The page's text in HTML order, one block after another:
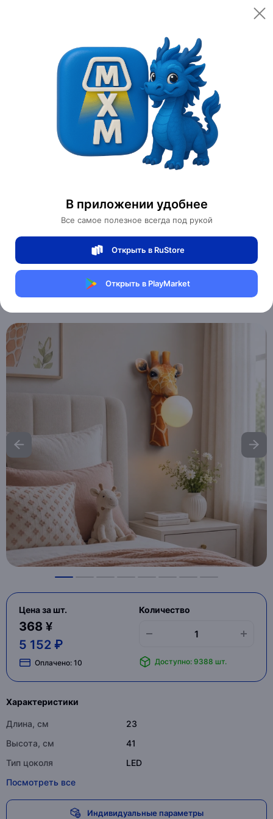
В приложении удобнее
Все самое полезное всегда под рукой
Открыть в RuStore
Открыть в PlayMarket
Открыть
Категории Освещение Светильники
Бра дизайнерские
Детское декоративное бра Жираф с
круглым плафоном
0 отзывов
Магазин Table lamps
Цена за шт.
368 ¥
5 152 ₽
Оплачено: 10
Количество
Доступно: 9388 шт.
Характеристики
Длина, см
23
Высота, см
41
Тип цоколя
LED
Посмотреть все
Индивидуальные параметры